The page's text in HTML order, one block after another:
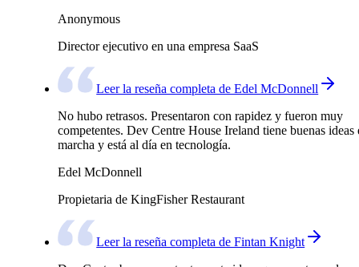
Anonymous
Director ejecutivo en una empresa SaaS
Leer la reseña completa de Edel McDonnell
No hubo retrasos. Presentaron con rapidez y fueron muy
competentes. Dev Centre House Ireland tiene buenas ideas
marcha y está al día en tecnología.
Edel McDonnell
Propietaria de KingFisher Restaurant
Leer la reseña completa de Fintan Knight